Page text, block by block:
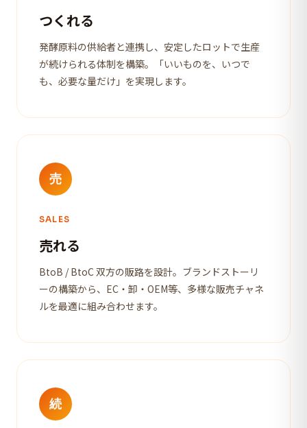
つくれる
発酵原料の供給者と連携し、安定したロットで生産
が続けられる体制を構築。「いいものを、いつで
も、必要な量だけ」を実現します。
売
SALES
売れる
BtoB / BtoC 双方の販路を設計。ブランドストーリ
ーの構築から、EC・卸・OEM等、多様な販売チャネ
ルを最適に組み合わせます。
続